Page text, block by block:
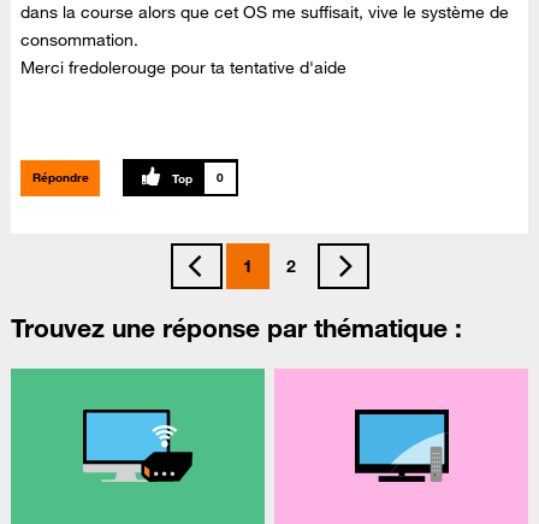
dans la course alors que cet OS me suffisait, vive le système de
consommation.
Merci fredolerouge pour ta tentative d'aide
Répondre 0
1 2
Trouvez une réponse par thématique :